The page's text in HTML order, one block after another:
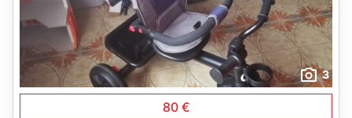
3
80 €